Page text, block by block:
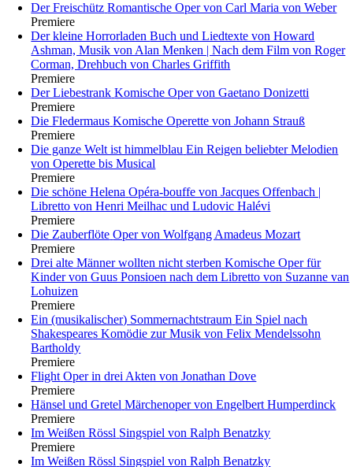
Der Freischütz Romantische Oper von Carl Maria von Weber
Premiere
Der kleine HorrorladenBuch und Liedtexte von Howard
Ashman, Musik von Alan Menken | Nach dem Film von Roger
Corman, Drehbuch von Charles Griffith
Premiere
Der Liebestrank Komische Oper von Gaetano Donizetti
Premiere
Die Fledermaus Komische Operette von Johann Strauß
Premiere
Die ganze Welt ist himmelblau Ein Reigen beliebter Melodien
von Operette bis Musical
Premiere
Die schöne Helena Opéra-bouffe von Jacques Offenbach |
Libretto von Henri Meilhac und Ludovic Halévi
Premiere
Die Zauberflöte Oper von Wolfgang Amadeus Mozart
Premiere
Drei alte Männer wollten nicht sterben Komische Oper für
Kinder von Guus Ponsioen nach dem Libretto von Suzanne van
Lohuizen
Premiere
Ein (musikalischer) Sommernachtstraum Ein Spiel nach
Shakespeares Komödie zur Musik von Felix Mendelssohn
Bartholdy
Premiere
Flight Oper in drei Akten von Jonathan Dove
Premiere
Hänsel und Gretel Märchenoper von Engelbert Humperdinck
Premiere
Im Weißen Rössl Singspiel von Ralph Benatzky
Premiere
Im Weißen Rössl Singspiel von Ralph Benatzky